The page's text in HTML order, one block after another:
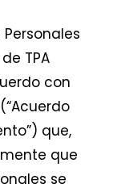
TPA
con
que,
que
se